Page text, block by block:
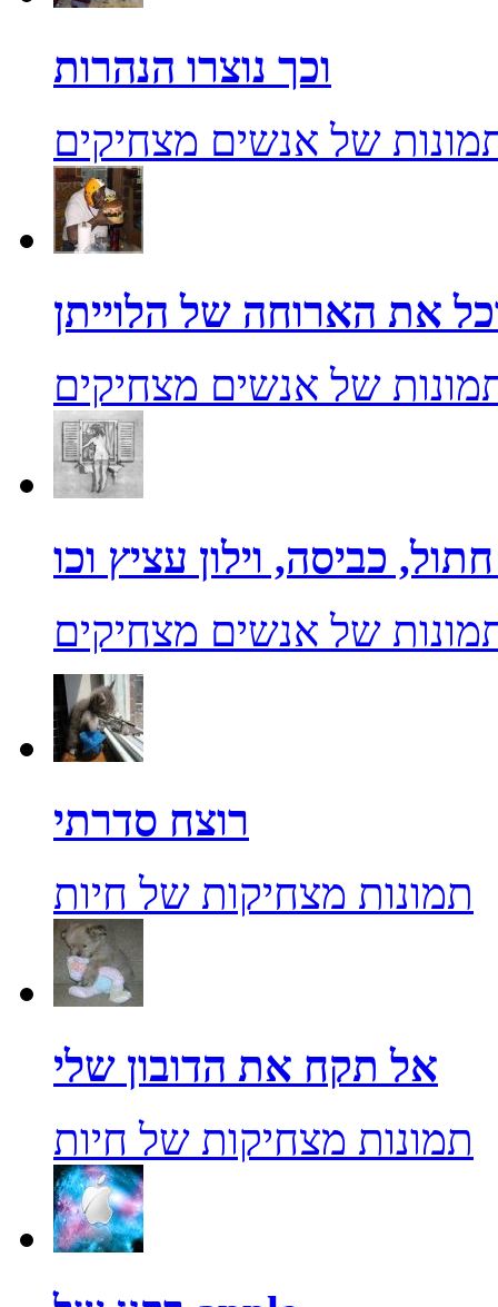
וכך נוצרו הנהרות
של אנשים מצחיקים
של אנשים מצחיקים
של אנשים מצחיקים
רוצח סדרתי
תמונות מצחיקות של חיות
אל תקח את הדובון שלי
תמונות מצחיקות של חיות